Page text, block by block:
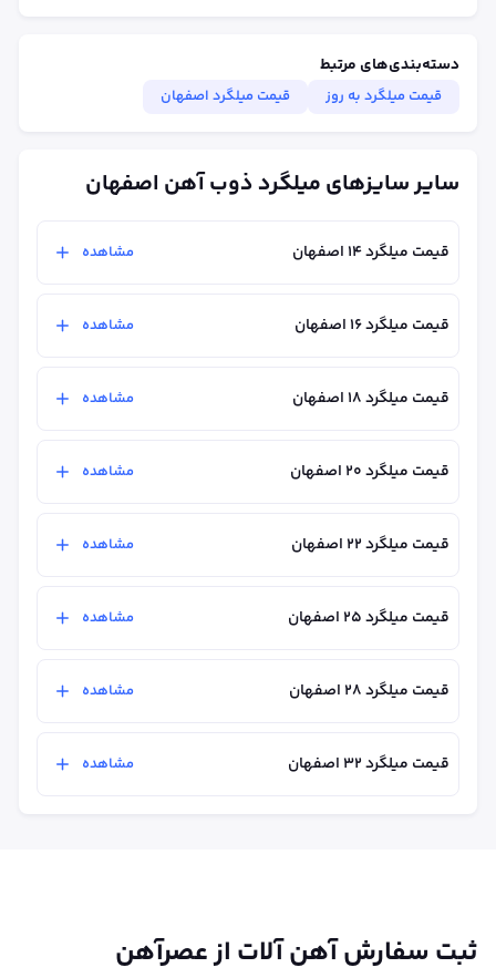
دسته‌بندی‌های مرتبط
قیمت میلگرد به روز قیمت میلگرد اصفهان
سایر سایزهای میلگرد ذوب آهن اصفهان
قیمت میلگرد ۱۴ اصفهان مشاهده
قیمت میلگرد ۱۶ اصفهان مشاهده
قیمت میلگرد ۱۸ اصفهان مشاهده
قیمت میلگرد ۲۰ اصفهان مشاهده
قیمت میلگرد ۲۲ اصفهان مشاهده
قیمت میلگرد ۲۵ اصفهان مشاهده
قیمت میلگرد ۲۸ اصفهان مشاهده
قیمت میلگرد ۳۲ اصفهان مشاهده
ثبت سفارش آهن آلات از عصرآهن